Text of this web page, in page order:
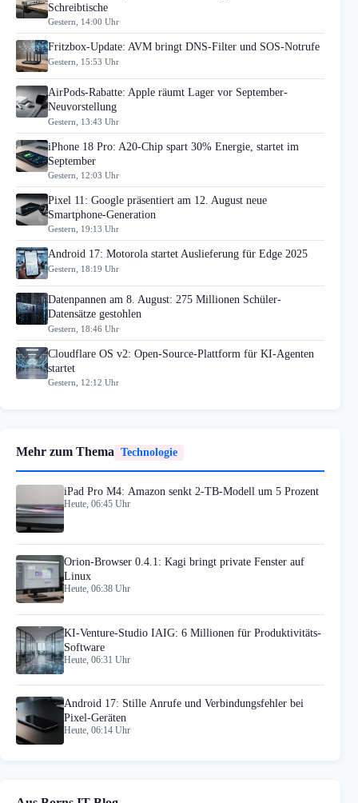
Schreibtische
Gestern, 14:00 Uhr
Fritzbox-Update: AVM bringt DNS-Filter und SOS-Notrufe
Gestern, 15:53 Uhr
AirPods-Rabatte: Apple räumt Lager vor September-
Neuvorstellung
Gestern, 13:43 Uhr
iPhone 18 Pro: A20-Chip spart 30% Energie, startet im
September
Gestern, 12:03 Uhr
Pixel 11: Google präsentiert am 12. August neue
Smartphone-Generation
Gestern, 19:13 Uhr
Android 17: Motorola startet Auslieferung für Edge 2025
Gestern, 18:19 Uhr
Datenpannen am 8. August: 275 Millionen Schüler-
Datensätze gestohlen
Gestern, 18:46 Uhr
Cloudflare OS v2: Open-Source-Plattform für KI-Agenten
startet
Gestern, 12:12 Uhr
Mehr zum Thema Technologie
iPad Pro M4: Amazon senkt 2-TB-Modell um 5 Prozent
Heute, 06:45 Uhr
Orion-Browser 0.4.1: Kagi bringt private Fenster auf
Linux
Heute, 06:38 Uhr
KI-Venture-Studio IAIG: 6 Millionen für Produktivitäts-
Software
Heute, 06:31 Uhr
Android 17: Stille Anrufe und Verbindungsfehler bei
Pixel-Geräten
Heute, 06:14 Uhr